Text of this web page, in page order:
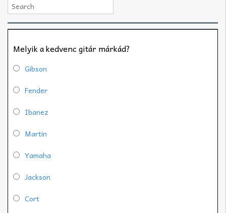
Melyik a kedvenc gitár márkád?
Gibson
Fender
Ibanez
Martin
Yamaha
Jackson
Cort